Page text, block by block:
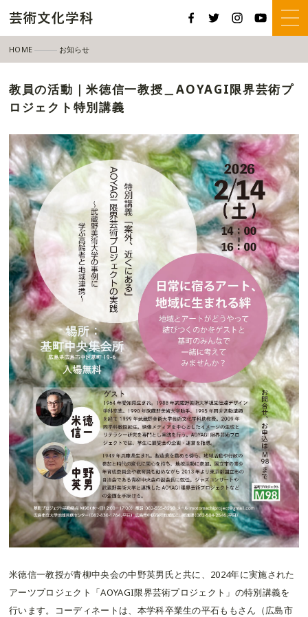
HOME お知らせ
教員の活動｜米徳信一教授＿AOYAGI限界芸術プ
ロジェクト特別講義
米徳信一教授が青柳中央会の中野英男氏と共に、2024年に実施された
アーツプロジェクト「AOYAGI限界芸術プロジェクト」の特別講義を
行います。コーディネートは、本学科卒業生の平石ももさん（広島市